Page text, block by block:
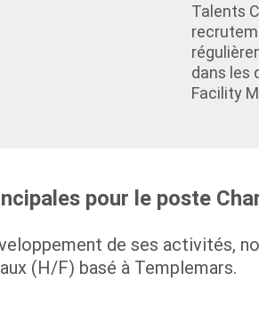
Talents
dans les
Facility
pour le poste
de ses activités,
(H/F) basé à Templemars.